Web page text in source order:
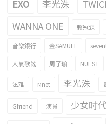
EXO 李光洙
WANNA ONE 賴冠霖
音樂銀行 金SAMUEL
人氣歌謠 周子瑜 NUEST
泫雅 Mnet 李光洙
Gfriend 演員 少女时代